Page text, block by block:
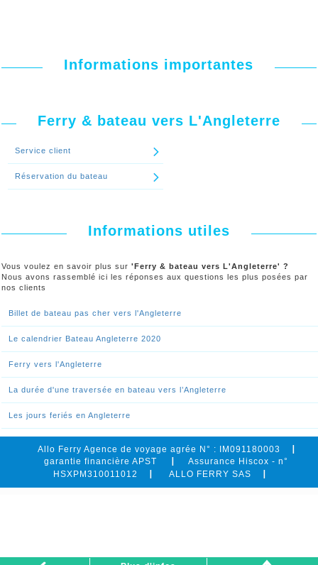
Informations importantes
Ferry & bateau vers L'Angleterre
Service client
Réservation du bateau
Informations utiles
Vous voulez en savoir plus sur 'Ferry & bateau vers L'Angleterre' ?
Nous avons rassemblé ici les réponses aux questions les plus posées par
nos clients
Billet de bateau pas cher vers l'Angleterre
Le calendrier Bateau Angleterre 2020
Ferry vers l'Angleterre
La durée d'une traversée en bateau vers l’Angleterre
Les jours feriés en Angleterre
Allo Ferry Agence de voyage agrée N° : IM091180003
garantie financière APST
Assurance Hiscox - n°
HSXPM310011012
ALLO FERRY SAS